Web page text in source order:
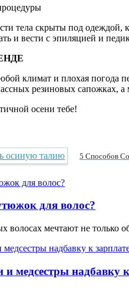
тела скрыты под одеждой,
и вести с эпиляцией и
климат и плохая погода
резиновых сапожках,
осени тебе!
5 Способов
для волос?
волосах мечтают не только
медсестры надбавку